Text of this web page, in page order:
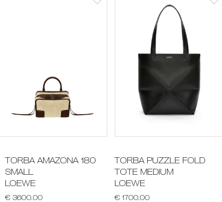
TORBA AMAZONA 180
SMALL
LOEWE
€ 3600.00
TORBA PUZZLE FOLD
TOTE MEDIUM
LOEWE
€ 1700.00